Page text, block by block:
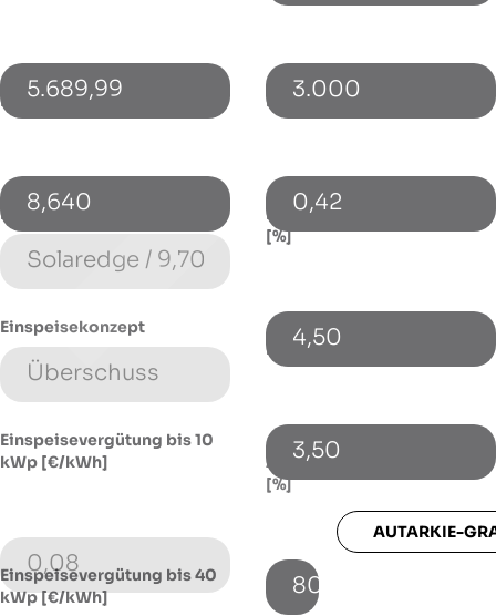
5.689,99
PV-Leistung [kWp]
8,640
Energiespeicher (Typ)
Einspeisekonzept
Einspeisevergütung bis 10
kWp [€/kWh]
0,08
Einspeisevergütung bis 40
kWp [€/kWh]
3.000
Bezugspreis [€/kWh]
0,42
Energiepreissteigerung p.a.
[%]
4,50
Fremdkapitalzinssatz [%]
3,50
Autarkie-Grad mit Speicher
[%]
80
AUTARKIE-